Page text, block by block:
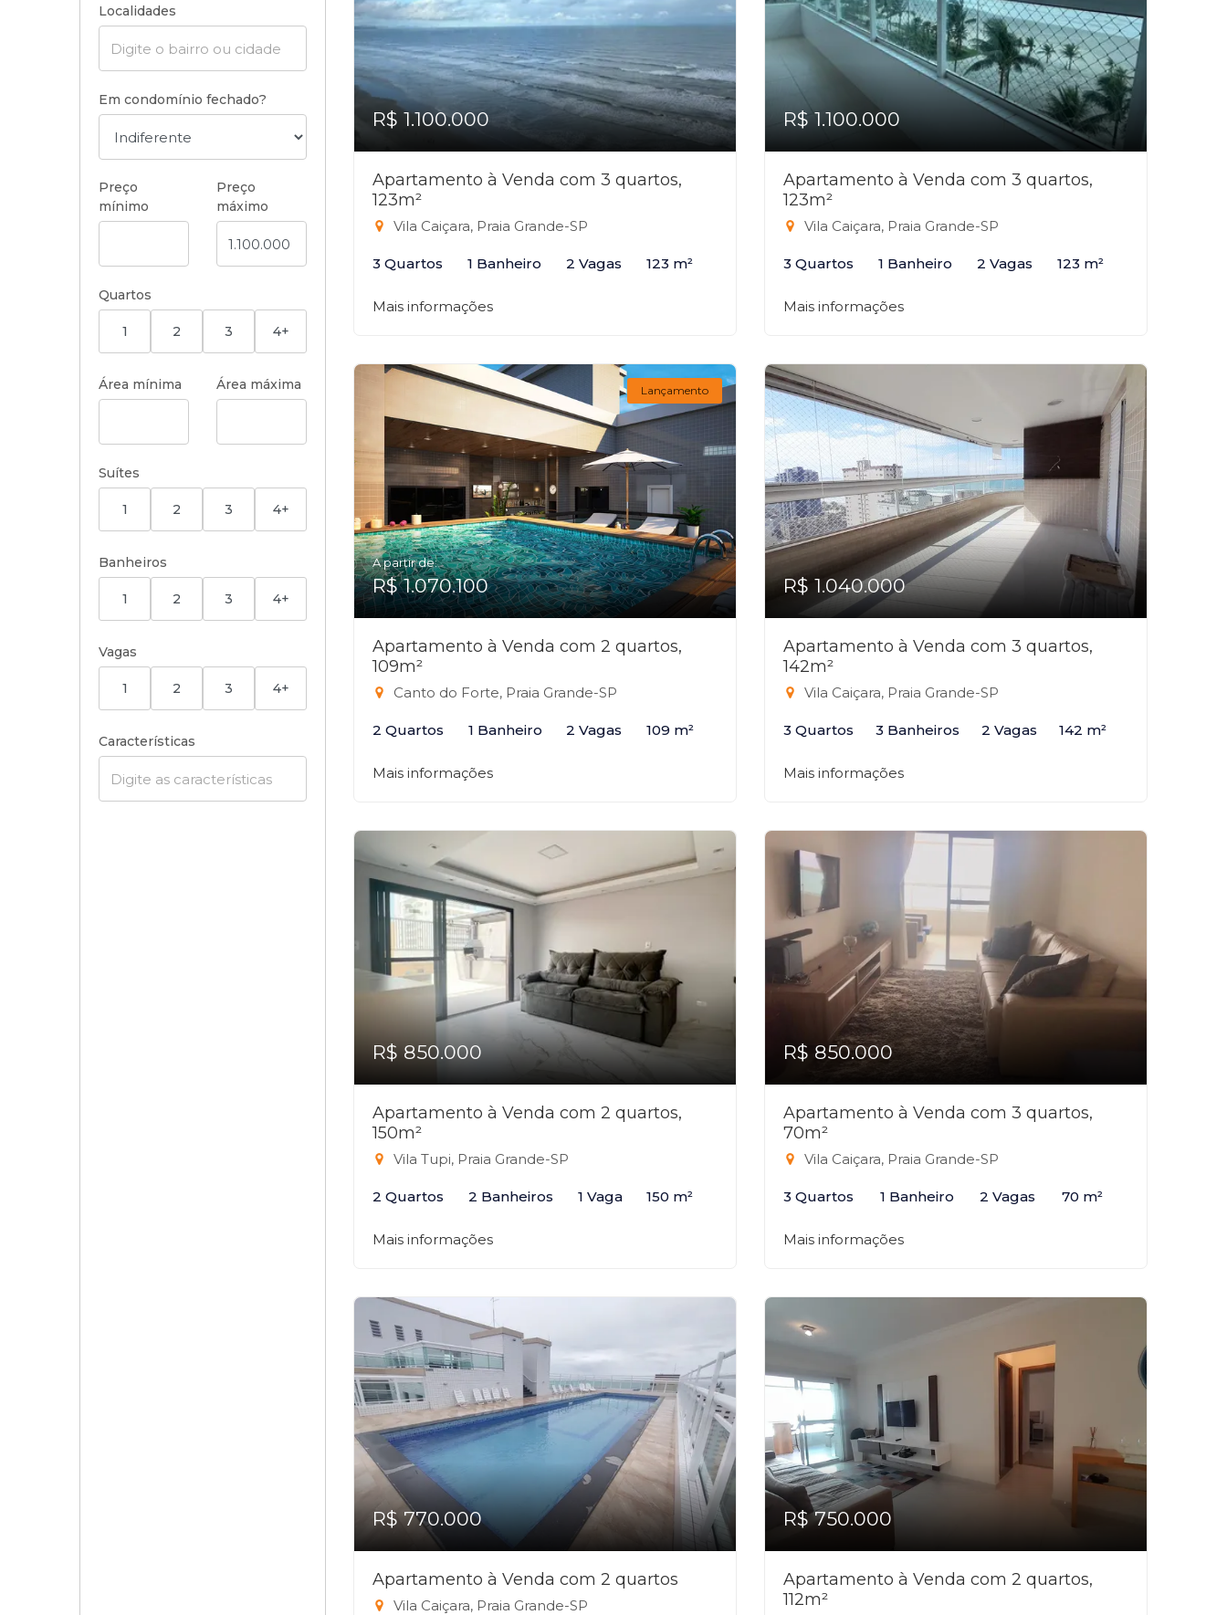
Localidades
Em condomínio fechado?
Preço
mínimo
Preço
máximo
Quartos
1 2 3 4+
Área mínima Área máxima
Suítes
1 2 3 4+
Banheiros
1 2 3 4+
Vagas
1 2 3 4+
Características
R$ 1.100.000
Apartamento à Venda com 3 quartos,
123m²
Vila Caiçara, Praia Grande-SP
3 Quartos 1 Banheiro 2 Vagas 123 m²
Mais informações
R$ 1.100.000
Apartamento à Venda com 3 quartos,
123m²
Vila Caiçara, Praia Grande-SP
3 Quartos 1 Banheiro 2 Vagas 123 m²
Mais informações
Lançamento
A partir de:
R$ 1.070.100
Apartamento à Venda com 2 quartos,
109m²
Canto do Forte, Praia Grande-SP
2 Quartos 1 Banheiro 2 Vagas 109 m²
Mais informações
R$ 1.040.000
Apartamento à Venda com 3 quartos,
142m²
Vila Caiçara, Praia Grande-SP
3 Quartos 3 Banheiros 2 Vagas 142 m²
Mais informações
R$ 850.000
Apartamento à Venda com 2 quartos,
150m²
Vila Tupi, Praia Grande-SP
2 Quartos 2 Banheiros 1 Vaga 150 m²
Mais informações
R$ 850.000
Apartamento à Venda com 3 quartos,
70m²
Vila Caiçara, Praia Grande-SP
3 Quartos 1 Banheiro 2 Vagas 70 m²
Mais informações
R$ 770.000
Apartamento à Venda com 2 quartos
Vila Caiçara, Praia Grande-SP
R$ 750.000
Apartamento à Venda com 2 quartos,
112m²